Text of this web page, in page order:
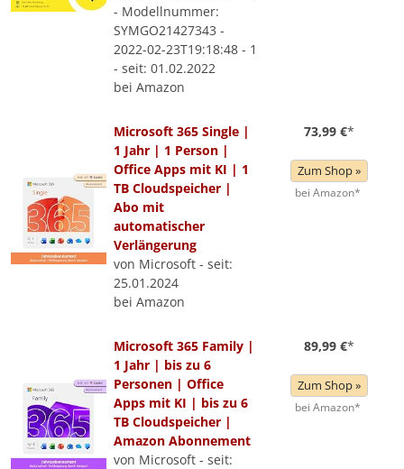
- Modellnummer:
SYMGO21427343 -
2022-02-23T19:18:48 - 1
- seit: 01.02.2022
bei Amazon
Microsoft 365 Single |
1 Jahr | 1 Person |
Office Apps mit KI | 1
TB Cloudspeicher |
Abo mit
automatischer
Verlängerung
von Microsoft - seit:
25.01.2024
bei Amazon
73,99 €*
Zum Shop »
bei Amazon*
Microsoft 365 Family |
1 Jahr | bis zu 6
Personen | Office
Apps mit KI | bis zu 6
TB Cloudspeicher |
Amazon Abonnement
von Microsoft - seit:
89,99 €*
Zum Shop »
bei Amazon*